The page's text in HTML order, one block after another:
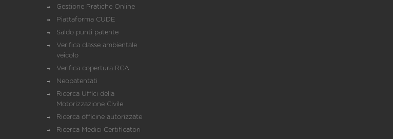
Gestione Pratiche Online
Piattaforma CUDE
Saldo punti patente
Verifica classe ambientale
veicolo
Verifica copertura RCA
Neopatentati
Ricerca Uffici della
Motorizzazione Civile
Ricerca officine autorizzate
Ricerca Medici Certificatori